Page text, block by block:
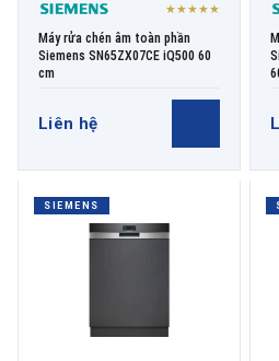
★★★★★
Máy rửa chén âm toàn phần
Siemens SN65ZX07CE iQ500 60
cm
Liên hệ
SIEMENS